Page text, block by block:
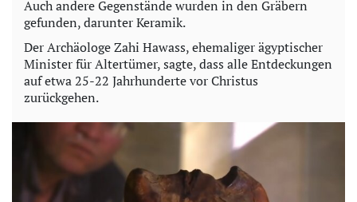
Auch andere Gegenstände wurden in den Gräbern
gefunden, darunter Keramik.
Der Archäologe Zahi Hawass, ehemaliger ägyptischer
Minister für Altertümer, sagte, dass alle Entdeckungen
auf etwa 25-22 Jahrhunderte vor Christus
zurückgehen.